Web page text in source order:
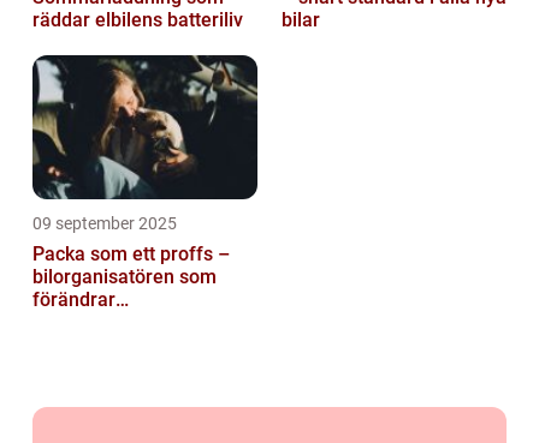
räddar elbilens batteriliv
bilar
09 september 2025
Packa som ett proffs –
bilorganisatören som
förändrar